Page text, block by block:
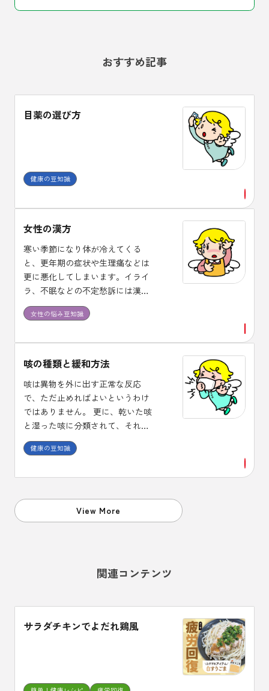
おすすめ記事
目薬の選び方
健康の豆知識
女性の漢方
寒い季節になり体が冷えてくる
と、更年期の症状や生理痛などは
更に悪化してしまいます。イライ
ラ、不眠などの不定愁訴には漢方
治療が適しており、体質に合った
漢方薬を１ヶ月程度は継続して服
女性の悩み豆知識
咳の種類と緩和方法
咳は異物を外に出す正常な反応
で、ただ止めればよいというわけ
ではありません。 更に、乾いた咳
と湿った咳に分類されて、それぞ
れに使用する薬剤が異なります。
また、咳止め薬には中枢性と末梢
を使うと症状が悪化する場合があ
健康の豆知識
View More
関連コンテンツ
サラダチキンでよだれ鶏風